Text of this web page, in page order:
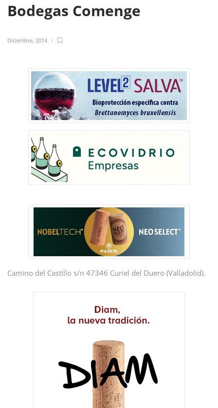
Bodegas Comenge
Diciembre, 2014
Camino del Castillo s/n 47346 Curiel del Duero (Valladolid).